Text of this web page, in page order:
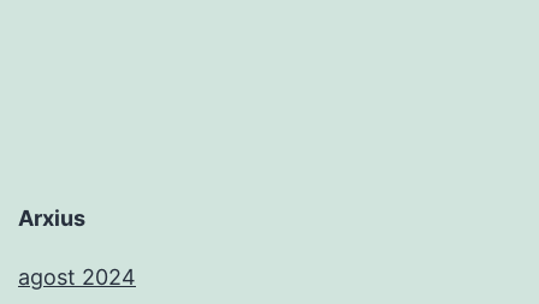
Arxius
agost 2024